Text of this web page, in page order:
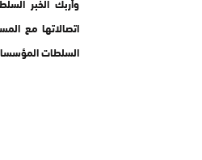
اتصالاتها مع
السلطات